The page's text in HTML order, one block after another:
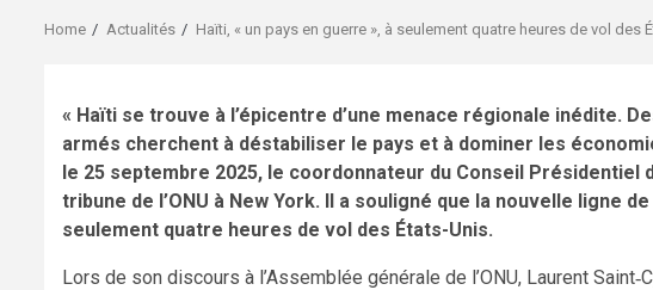
Home Actualités Haïti, « un pays en guerre », à seulement quatre heures de vol des
« Haïti se trouve à l’épicentre d’une menace régionale inédite.
armés cherchent à déstabiliser le pays et à dominer les
le 25 septembre 2025, le coordonnateur du Conseil Présidentiel
tribune de l’ONU à New York. Il a souligné que la nouvelle ligne
seulement quatre heures de vol des États-Unis.
Lors de son discours à l’Assemblée générale de l’ONU, Laurent